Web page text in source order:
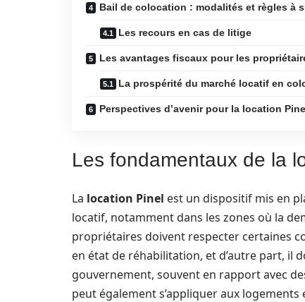
Bail de colocation : modalités et règles à
Les recours en cas de litige
Les avantages fiscaux pour les
La prospérité du marché locatif en
Perspectives d’avenir pour la location
Les fondamentaux de la
La location Pinel est un dispositif mis en
locatif, notamment dans les zones où la
propriétaires doivent respecter certaines
en état de réhabilitation, et d’autre part, il
gouvernement, souvent en rapport avec
peut également s’appliquer aux logements